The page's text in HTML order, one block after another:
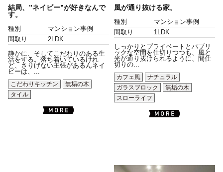
結局、”ネイビー”が好きなんで
す。
種別
マンション事例
間取り
2LDK
静かに、そしてこだわりのある生
活をする。落ち着いているけれ
ど、さりげない主張があるんネイ
ビーは、...
こだわりキッチン
無垢の木
タイル
風が通り抜ける家。
種別
マンション事例
間取り
1LDK
しっかりとプライベートとパブリ
ックな空間を仕切りつつも、風と
光が通り抜けられるように、間仕
切りの...
カフェ風
ナチュラル
ガラスブロック
無垢の木
スローライフ